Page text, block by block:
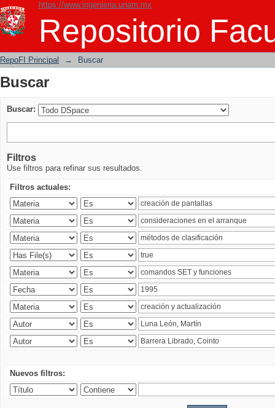
https://www.ingenieria.unam.mx
Repositorio
Buscar
RepoFI Principal → Buscar
Buscar
Buscar:
Filtros
Use filtros para refinar sus resultados.
Filtros actuales:
Nuevos filtros: